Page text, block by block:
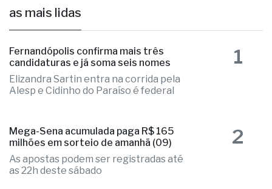
as mais lidas
Fernandópolis confirma mais três
candidaturas e já soma seis nomes
Elizandra Sartin entra na corrida pela
Alesp e Cidinho do Paraíso é federal
1
Mega-Sena acumulada paga R$ 165
milhões em sorteio de amanhã (09)
As apostas podem ser registradas até
as 22h deste sábado
2